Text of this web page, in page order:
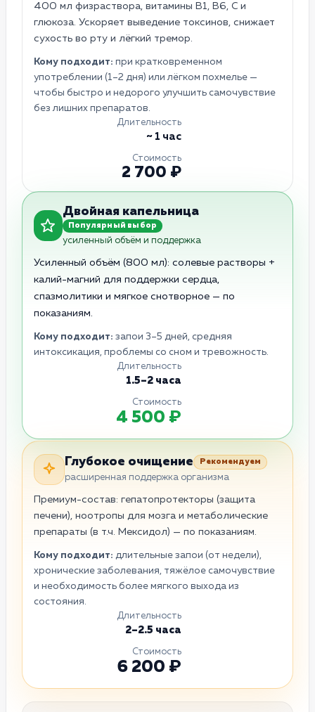
400 мл физраствора, витамины B1, B6, C и
глюкоза. Ускоряет выведение токсинов, снижает
сухость во рту и лёгкий тремор.
Кому подходит: при кратковременном
употреблении (1–2 дня) или лёгком похмелье —
чтобы быстро и недорого улучшить самочувствие
без лишних препаратов.
Длительность
~ 1 час
Стоимость
2 700 ₽
Двойная капельница
Популярный выбор
усиленный объём и поддержка
Усиленный объём (800 мл): солевые растворы +
калий-магний для поддержки сердца,
спазмолитики и мягкое снотворное — по
показаниям.
Кому подходит: запои 3–5 дней, средняя
интоксикация, проблемы со сном и тревожность.
Длительность
1.5–2 часа
Стоимость
4 500 ₽
Глубокое очищение Рекомендуем
расширенная поддержка организма
Премиум-состав: гепатопротекторы (защита
печени), ноотропы для мозга и метаболические
препараты (в т.ч. Мексидол) — по показаниям.
Кому подходит: длительные запои (от недели),
хронические заболевания, тяжёлое самочувствие
и необходимость более мягкого выхода из
состояния.
Длительность
2–2.5 часа
Стоимость
6 200 ₽